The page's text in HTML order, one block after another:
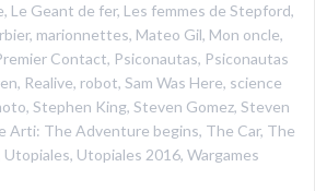
, Le Geant de fer, Les femmes de Stepford,
, marionnettes, Mateo Gil, Mon oncle,
Contact, Psiconautas, Psiconautas
, Realive, robot, Sam Was Here, science
, Stephen King, Steven Gomez, Steven
Arti: The Adventure begins, The Car, The
Utopiales, Utopiales 2016, Wargames